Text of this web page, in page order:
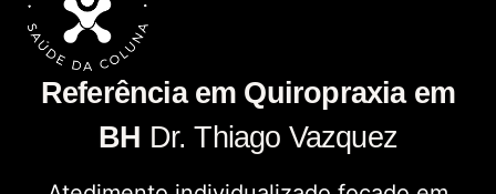
Referência em Quiropraxia em
BH Dr. Thiago Vazquez